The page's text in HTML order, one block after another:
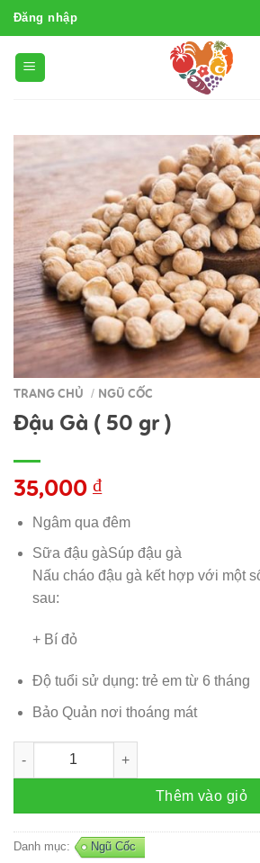
Bỏ
qua
nội
dung
Đăng nhập
TRANG CHỦ / NGŨ CỐC
Đậu Gà ( 50 gr )
35,000 ₫
Ngâm qua đêm
Sữa đậu gàSúp đậu gà
Nấu cháo đậu gà kết hợp với một
sau:
+ Bí đỏ
Độ tuổi sử dụng: trẻ em từ 6 tháng
Bảo Quản nơi thoáng mát
Đậu Gà ( 50 gr ) số lượng
Thêm vào giỏ
Danh mục: Ngũ Cốc